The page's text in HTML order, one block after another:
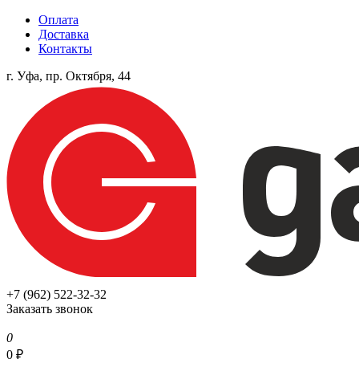
Оплата
Доставка
Контакты
г. Уфа, пр. Октября, 44
+7 (962) 522-32-32
Заказать звонок
0
0 ₽